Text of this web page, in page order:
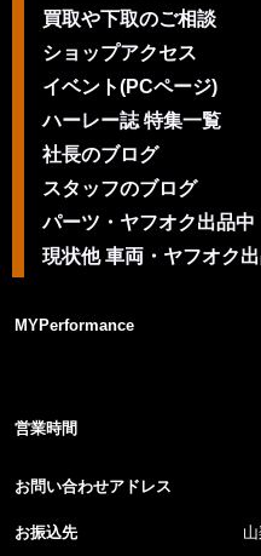
買取や下取のご相談
ショップアクセス
イベント(PCページ)
ハーレー誌 特集一覧
社長のブログ
スタッフのブログ
パーツ・ヤフオク出品中
現状他 車両・ヤフオク
MYPerformance
営業時間
お問い合わせアドレス
お振込先